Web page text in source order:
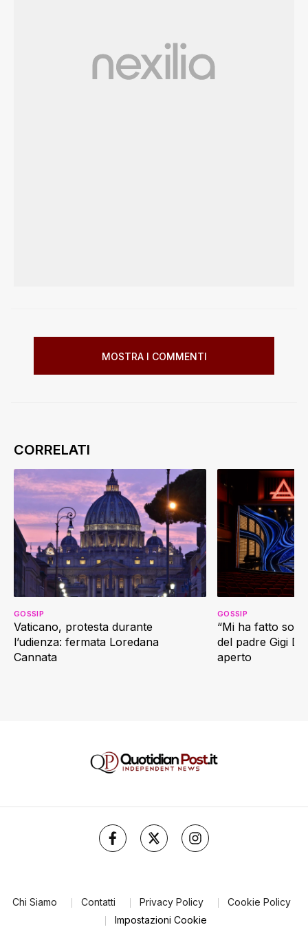
MOSTRA I COMMENTI
Vaticano, protesta durante
l’udienza: fermata Loredana
Cannata
GOSSIP
“Mi ha fatto
del padre Gigi
aperto
GOSSIP
Chi Siamo Contatti Privacy Policy
Cookie Policy
Impostazioni Cookie